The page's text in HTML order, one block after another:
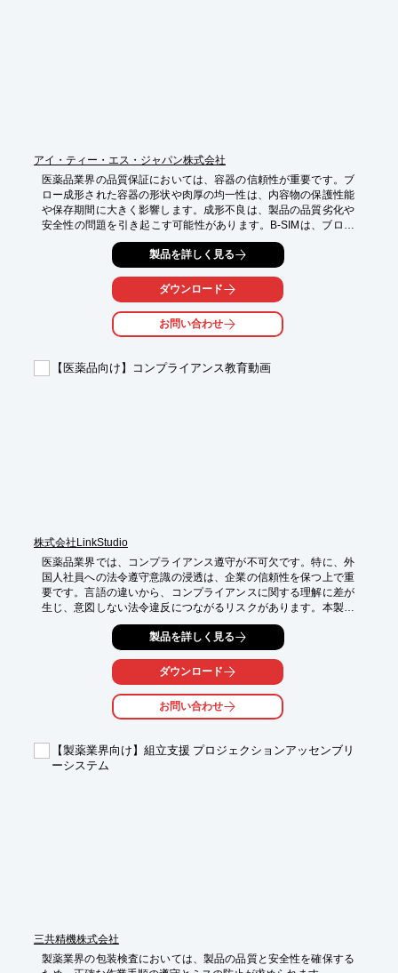
アイ・ティー・エス・ジャパン株式会社
医薬品業界の品質保証においては、容器の信頼性が重要です。ブ
ロー成形された容器の形状や肉厚の均一性は、内容物の保護性能
や保存期間に大きく影響します。成形不良は、製品の品質劣化や
安全性の問題を引き起こす可能性があります。B-SIMは、ブロー
成形シミュレーションにより、これらの課題を解決します。
【活用シーン】
・医薬品容器の設計・試作段階での品質評価
・成形条件の最適化による不良率の低減
・容器の強度や耐久性の予測
・品質の高い容器の安定供給
製品を詳しく見る
ダウンロード
お問い合わせ
【医薬品向け】コンプライアンス教育動画
株式会社LinkStudio
医薬品業界では、コンプライアンス遵守が不可欠です。特に、外
国人社員への法令遵守意識の浸透は、企業の信頼性を保つ上で重
要です。言語の違いから、コンプライアンスに関する理解に差が
生じ、意図しない法令違反につながるリスクがあります。本製品
は、医薬品業界におけるコンプライアンス教育の課題を解決する
ため、多言語対応の教育方法と導入事例を解説します。コンプラ
イアンス違反のリスクを低減し、企業全体の法令遵守意識を高め
るための具体的な方法を紹介します。
【活用シーン】
・医薬品製造現場でのコンプライアンス教育
・多言語対応の教育コンテンツ作成
【導入の効果】
製品を詳しく見る
ダウンロード
お問い合わせ
【製薬業界向け】組立支援 プロジェクションアッセンブリ
ーシステム
三共精機株式会社
製薬業界の包装検査においては、製品の品質と安全性を確保する